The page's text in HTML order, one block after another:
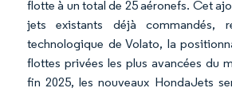
flotte à un total de 25 aéronefs. Cet
jets existants déjà commandés,
technologique de Volato, la
flottes privées les plus avancées du
fin 2025, les nouveaux HondaJets